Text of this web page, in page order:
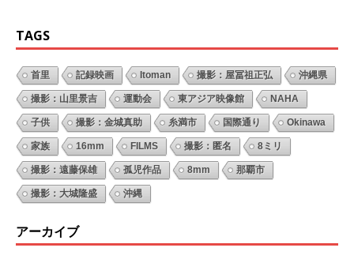
TAGS
首里 記録映画 Itoman 撮影：屋冨祖正弘 沖縄県
撮影：山里景吉 運動会 東アジア映像館 NAHA
子供 撮影：金城真助 糸満市 国際通り Okinawa
家族 16mm FILMS 撮影：匿名 8ミリ
撮影：遠藤保雄 孤児作品 8mm 那覇市
撮影：大城隆盛 沖縄
アーカイブ